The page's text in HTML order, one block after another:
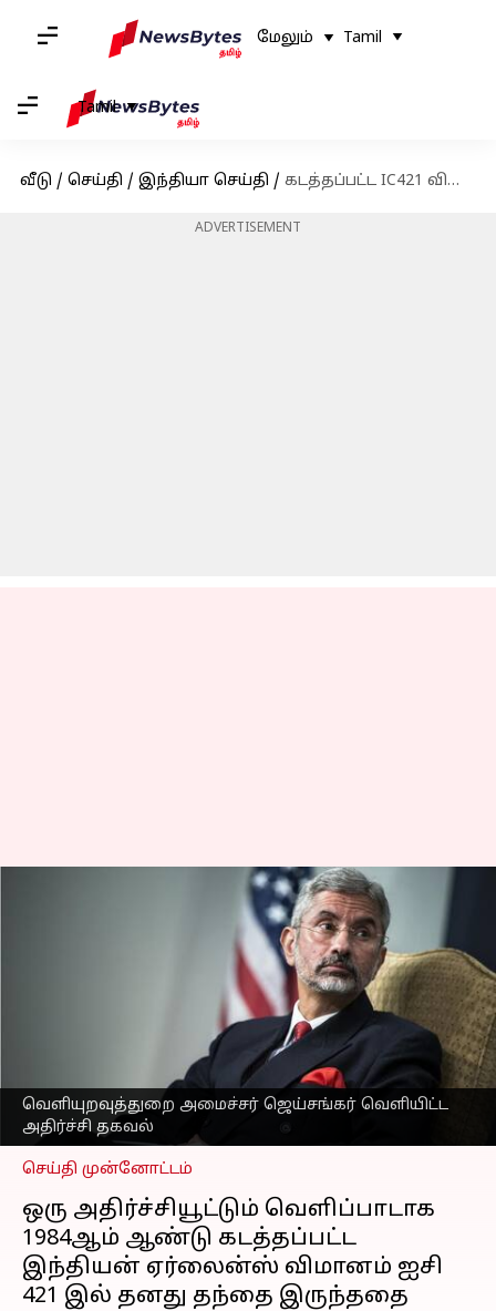
மேலும் Tamil
Tamil
வீடு / செய்தி / இந்தியா செய்தி / கடத்தப்பட்ட IC421 விமானத்தில் எனது தந்தை இருந்தார்: வெளியுறவுத்துறை அமைச்சர் ஜெய்சங்கர் அதிர்ச்சி தகவல்!
ADVERTISEMENT
வெளியுறவுத்துறை அமைச்சர் ஜெய்சங்கர் வெளியிட்ட
அதிர்ச்சி தகவல்
கடத்தப்பட்ட IC421
விமானத்தில் எனது
தந்தை இருந்தார்:
வெளியுறவுத்துறை
அமைச்சர் ஜெய்சங்கர்
அதிர்ச்சி தகவல்!
எழுதியவர் Venkatalakshmi V Sep 13, 2024 06:30 pm
செய்தி முன்னோட்டம்
ஒரு அதிர்ச்சியூட்டும் வெளிப்பாடாக
1984ஆம் ஆண்டு கடத்தப்பட்ட
இந்தியன் ஏர்லைன்ஸ் விமானம் ஐசி
421 இல் தனது தந்தை இருந்ததை